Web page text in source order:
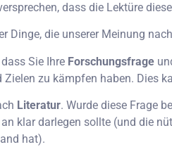
dass die Lektüre
Dinge, die unserer Meinung
Sie Ihre Forschungsfrage
Zielen zu kämpfen haben. Dies
Literatur. Wurde diese Frage
klar darlegen sollte (und die
hat).